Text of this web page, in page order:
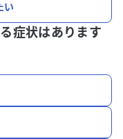
い
症状はあります